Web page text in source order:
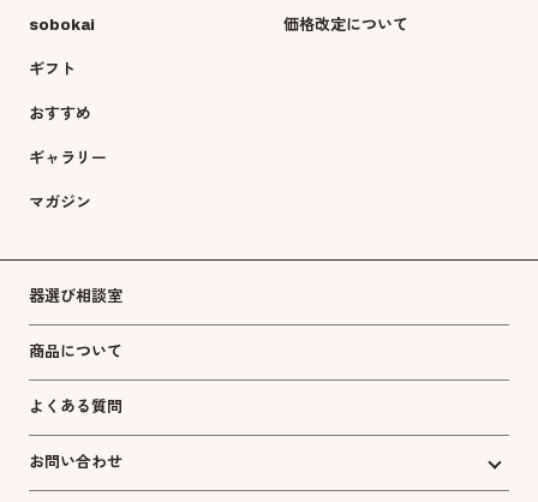
sobokai
ギフト
おすすめ
ギャラリー
マガジン
価格改定について
器選び相談室
商品について
よくある質問
お問い合わせ